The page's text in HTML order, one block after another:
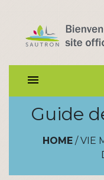
menu
Guide
HOME/ VIE